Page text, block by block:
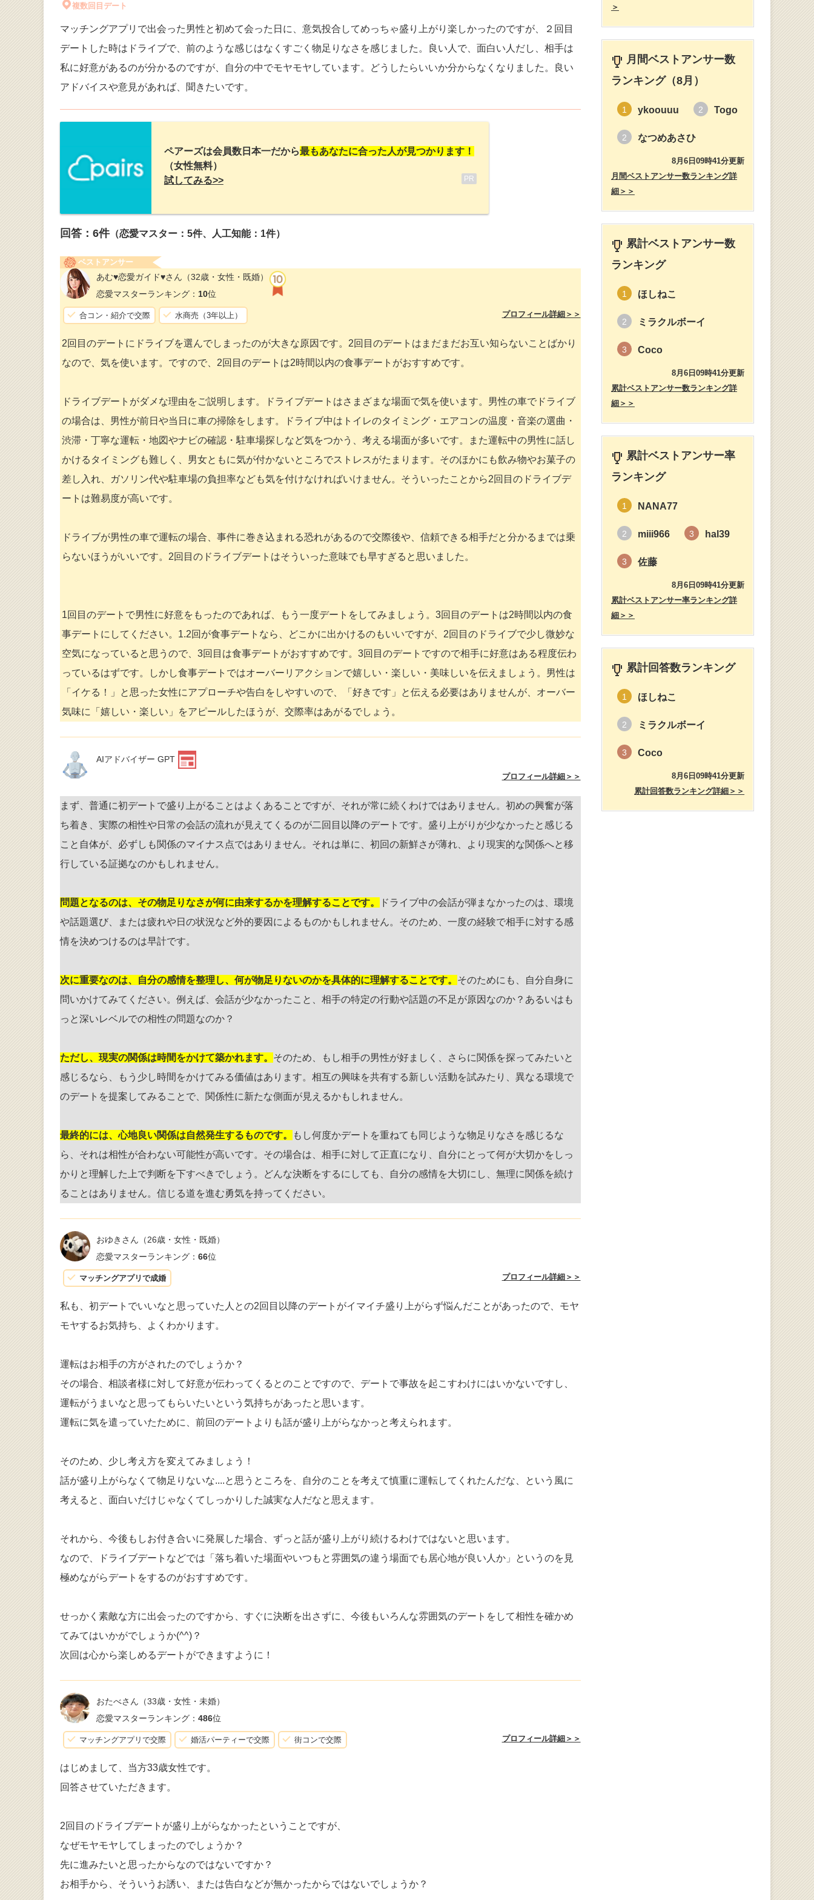
複数回目デート
マッチングアプリで出会った男性と初めて会った日に、意気投合してめっちゃ盛り上がり楽しかったのですが、２回目
デートした時はドライブで、前のような感じはなくすごく物足りなさを感じました。良い人で、面白い人だし、相手は
私に好意があるのが分かるのですが、自分の中でモヤモヤしています。どうしたらいいか分からなくなりました。良い
アドバイスや意見があれば、聞きたいです。
ペアーズは会員数日本一だから最もあなたに合った人が見つかります！
（女性無料）
試してみる>>
PR
回答： 6件（恋愛マスター：5件、人工知能：1件）
ベストアンサー
あむ♥恋愛ガイド♥さん （32歳・女性・既婚）
恋愛マスターランキング： 10位
合コン・紹介で交際 水商売（3年以上） プロフィール詳細＞＞
2回目のデートにドライブを選んでしまったのが大きな原因です。2回目のデートはまだまだお互い知らないことばかり
なので、気を使います。ですので、2回目のデートは2時間以内の食事デートがおすすめです。
ドライブデートがダメな理由をご説明します。ドライブデートはさまざまな場面で気を使います。男性の車でドライブ
の場合は、男性が前日や当日に車の掃除をします。ドライブ中はトイレのタイミング・エアコンの温度・音楽の選曲・
渋滞・丁寧な運転・地図やナビの確認・駐車場探しなど気をつかう、考える場面が多いです。また運転中の男性に話し
かけるタイミングも難しく、男女ともに気が付かないところでストレスがたまります。そのほかにも飲み物やお菓子の
差し入れ、ガソリン代や駐車場の負担率なども気を付けなければいけません。そういったことから2回目のドライブデ
ートは難易度が高いです。
ドライブが男性の車で運転の場合、事件に巻き込まれる恐れがあるので交際後や、信頼できる相手だと分かるまでは乗
らないほうがいいです。2回目のドライブデートはそういった意味でも早すぎると思いました。
1回目のデートで男性に好意をもったのであれば、もう一度デートをしてみましょう。3回目のデートは2時間以内の食
事デートにしてください。1.2回が食事デートなら、どこかに出かけるのもいいですが、2回目のドライブで少し微妙な
空気になっていると思うので、3回目は食事デートがおすすめです。3回目のデートですので相手に好意はある程度伝わ
っているはずです。しかし食事デートではオーバーリアクションで嬉しい・楽しい・美味しいを伝えましょう。男性は
「イケる！」と思った女性にアプローチや告白をしやすいので、「好きです」と伝える必要はありませんが、オーバー
気味に「嬉しい・楽しい」をアピールしたほうが、交際率はあがるでしょう。
AIアドバイザー GPT
プロフィール詳細＞＞
まず、普通に初デートで盛り上がることはよくあることですが、それが常に続くわけではありません。初めの興奮が落
ち着き、実際の相性や日常の会話の流れが見えてくるのが二回目以降のデートです。盛り上がりが少なかったと感じる
こと自体が、必ずしも関係のマイナス点ではありません。それは単に、初回の新鮮さが薄れ、より現実的な関係へと移
行している証拠なのかもしれません。
問題となるのは、その物足りなさが何に由来するかを理解することです。
ドライブ中の会話が弾まなかったのは、環境
や話題選び、または疲れや日の状況など外的要因によるものかもしれません。そのため、一度の経験で相手に対する感
情を決めつけるのは早計です。
次に重要なのは、自分の感情を整理し、何が物足りないのかを具体的に理解することです。 そのためにも、自分自身に
問いかけてみてください。例えば、会話が少なかったこと、相手の特定の行動や話題の不足が原因なのか？あるいはも
っと深いレベルでの相性の問題なのか？
ただし、現実の関係は時間をかけて築かれます。 そのため、もし相手の男性が好ましく、さらに関係を探ってみたいと
感じるなら、もう少し時間をかけてみる価値はあります。相互の興味を共有する新しい活動を試みたり、異なる環境で
のデートを提案してみることで、関係性に新たな側面が見えるかもしれません。
最終的には、心地良い関係は自然発生するものです。
もし何度かデートを重ねても同じような物足りなさを感じるな
ら、それは相性が合わない可能性が高いです。その場合は、相手に対して正直になり、自分にとって何が大切かをしっ
かりと理解した上で判断を下すべきでしょう。どんな決断をするにしても、自分の感情を大切にし、無理に関係を続け
ることはありません。信じる道を進む勇気を持ってください。
おゆきさん （26歳・女性・既婚）
恋愛マスターランキング： 66位
マッチングアプリで成婚 プロフィール詳細＞＞
私も、初デートでいいなと思っていた人との2回目以降のデートがイマイチ盛り上がらず悩んだことがあったので、モヤ
モヤするお気持ち、よくわかります。
運転はお相手の方がされたのでしょうか？
その場合、相談者様に対して好意が伝わってくるとのことですので、デートで事故を起こすわけにはいかないですし、
運転がうまいなと思ってもらいたいという気持ちがあったと思います。
運転に気を遣っていたために、前回のデートよりも話が盛り上がらなかっと考えられます。
そのため、少し考え方を変えてみましょう！
話が盛り上がらなくて物足りないな....と思うところを、自分のことを考えて慎重に運転してくれたんだな、という風に
考えると、面白いだけじゃなくてしっかりした誠実な人だなと思えます。
それから、今後もしお付き合いに発展した場合、ずっと話が盛り上がり続けるわけではないと思います。
なので、ドライブデートなどでは「落ち着いた場面やいつもと雰囲気の違う場面でも居心地が良い人か」というのを見
極めながらデートをするのがおすすめです。
せっかく素敵な方に出会ったのですから、すぐに決断を出さずに、今後もいろんな雰囲気のデートをして相性を確かめ
てみてはいかがでしょうか(^^)？
次回は心から楽しめるデートができますように！
おたべさん （33歳・女性・未婚）
恋愛マスターランキング： 486位
マッチングアプリで交際 婚活パーティーで交際 街コンで交際 プロフィール詳細＞＞
はじめまして、当方33歳女性です。
回答させていただきます。
2回目のドライブデートが盛り上がらなかったということですが、
なぜモヤモヤしてしまったのでしょうか？
先に進みたいと思ったからなのではないですか？
お相手から、そういうお誘い、または告白などが無かったからではないでしょうか？
＞
月間ベストアンサー数
ランキング（8月）
1 ykoouuu 2 Togo
2 なつめあさひ
8月6日09時41分更新
月間ベストアンサー数ランキング詳
細＞＞
累計ベストアンサー数
ランキング
1 ほしねこ
2 ミラクルボーイ
3 Coco
8月6日09時41分更新
累計ベストアンサー数ランキング詳
細＞＞
累計ベストアンサー率
ランキング
1 NANA77
2 miii966 3 hal39
3 佐藤
8月6日09時41分更新
累計ベストアンサー率ランキング詳
細＞＞
累計回答数ランキング
1 ほしねこ
2 ミラクルボーイ
3 Coco
8月6日09時41分更新
累計回答数ランキング詳細＞＞